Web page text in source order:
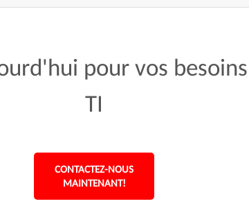
pour vos
TI
CONTACTEZ-NOUS
MAINTENANT!